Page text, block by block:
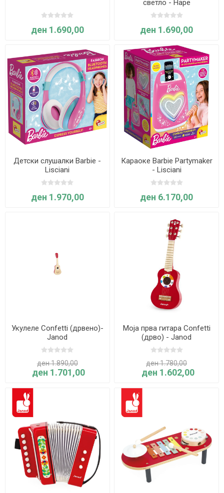
ден 1.690,00
светло - Hape
ден 1.690,00
Детски слушалки Barbie -
Lisciani
ден 1.970,00
Караоке Barbie Partymaker
- Lisciani
ден 6.170,00
Укулеле Confetti (дрвено)-
Janod
ден 1.890,00
ден 1.701,00
Моја прва гитара Confetti
(дрво) - Janod
ден 1.780,00
ден 1.602,00